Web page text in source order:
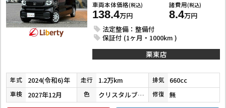
車両本体価格(税込)
138.4万円
諸費用(税込)
8.4万円
法定整備：整備付
保証付 (1ヶ月・1000km )
栗東店
年式 2024(令和6)年 走行 1.2万km 排気 660cc
車検 2027年12月 色 クリスタルブラックパール 修復 無